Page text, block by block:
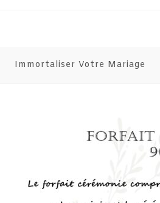
Immortaliser Votre Mariage